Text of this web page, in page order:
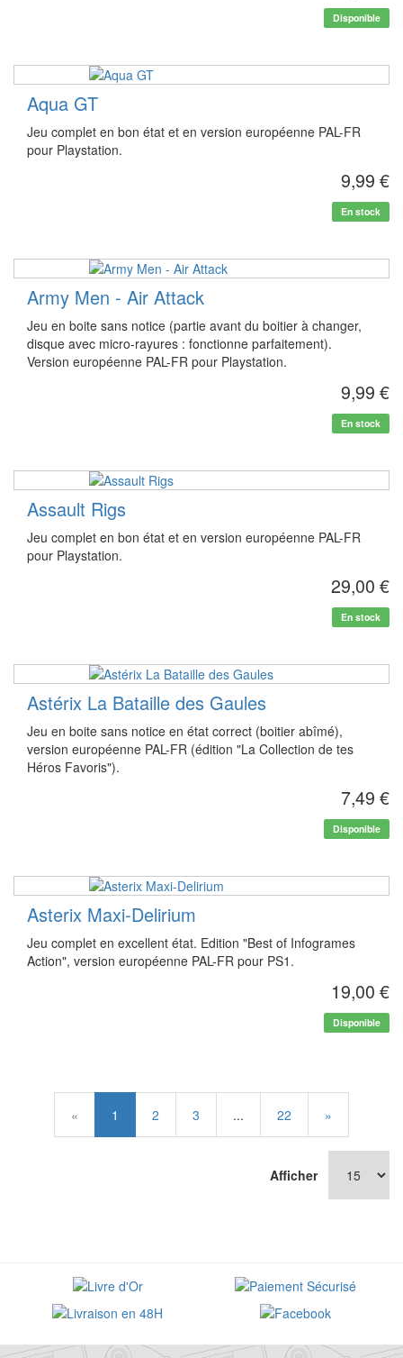
Disponible
Aqua GT
Jeu complet en bon état et en version européenne PAL-FR
pour Playstation.
9,99 €
En stock
Army Men - Air Attack
Jeu en boite sans notice (partie avant du boitier à changer,
disque avec micro-rayures : fonctionne parfaitement).
Version européenne PAL-FR pour Playstation.
9,99 €
En stock
Assault Rigs
Jeu complet en bon état et en version européenne PAL-FR
pour Playstation.
29,00 €
En stock
Astérix La Bataille des Gaules
Jeu en boite sans notice en état correct (boitier abîmé),
version européenne PAL-FR (édition "La Collection de tes
Héros Favoris").
7,49 €
Disponible
Asterix Maxi-Delirium
Jeu complet en excellent état. Edition "Best of Infogrames
Action", version européenne PAL-FR pour PS1.
19,00 €
Disponible
« 1 2 3 ... 22 »
Afficher